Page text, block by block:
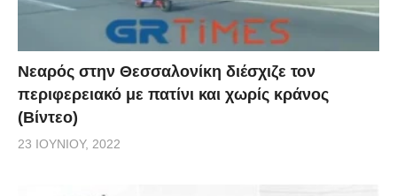
Νεαρός στην Θεσσαλονίκη διέσχιζε τον
περιφερειακό με πατίνι και χωρίς κράνος
(Βίντεο)
23 ΙΟΥΝΊΟΥ, 2022